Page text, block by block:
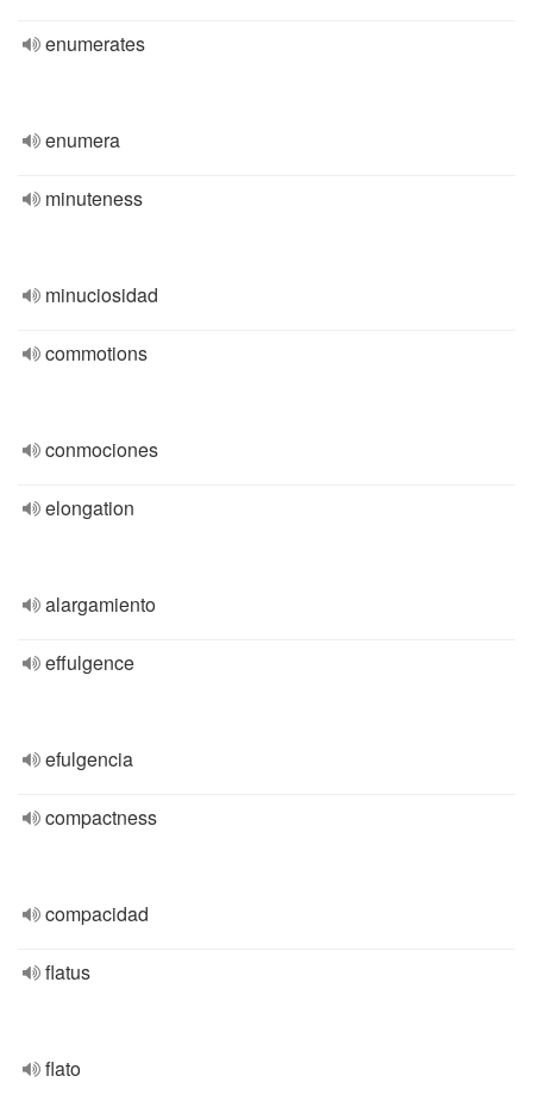
enumerates
enumera
minuteness
minuciosidad
commotions
conmociones
elongation
alargamiento
effulgence
efulgencia
compactness
compacidad
flatus
flato